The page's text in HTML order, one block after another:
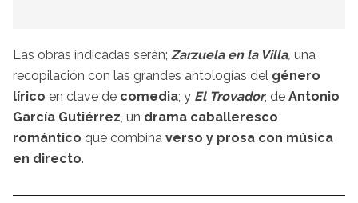
Las obras indicadas serán; Zarzuela en la Villa, una
recopilación con las grandes antologías del género
lírico en clave de comedia; y El Trovador, de Antonio
García Gutiérrez, un drama caballeresco
romántico que combina verso y prosa con música
en directo.